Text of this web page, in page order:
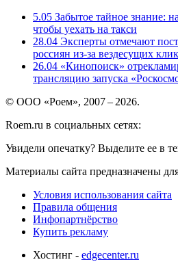
5.05 Забытое тайное знание:
чтобы уехать на такси
28.04 Эксперты отмечают
россиян из-за вездесущих
26.04 «Кинопоиск»
трансляцию запуска
© ООО «Роем», 2007 – 2026.
Roem.ru в социальных сетях:
Увидели опечатку? Выделите ее в
Материалы сайта предназначены
Условия использования сайта
Правила общения
Инфопартнёрство
Купить рекламу
Хостинг - edgecenter.ru